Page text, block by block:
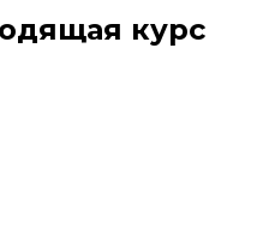
курс